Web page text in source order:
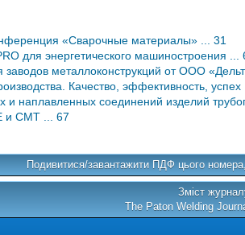
«Сварочные материалы» ... 31
для энергетического машиностроения ...
металлоконструкций от ООО
Качество, эффективность, успех
и наплавленных соединений изделий
и СМТ ... 67
Подивитися/завантажити ПДФ цього
Зміст
The Paton Welding